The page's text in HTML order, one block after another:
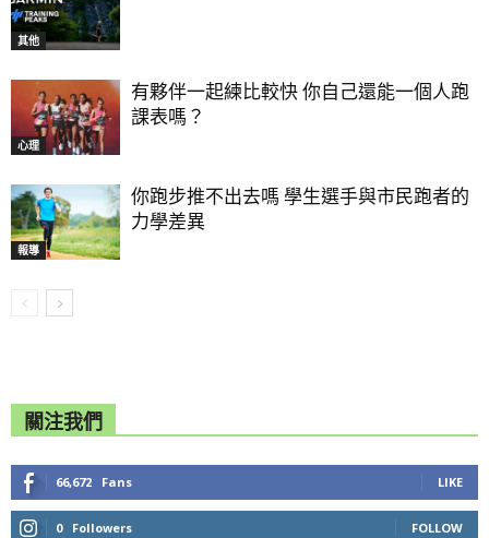
其他
心理
有夥伴一起練比較快 你自己還能一個人跑
課表嗎？
報導
你跑步推不出去嗎 學生選手與市民跑者的
力學差異
關注我們
66,672 Fans LIKE
0 Followers FOLLOW